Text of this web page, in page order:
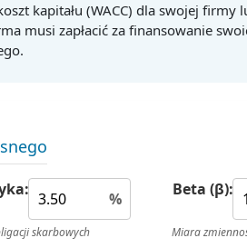
kapitału (WACC) dla swojej firmy
musi zapłacić za finansowanie
%
skarbowych
Beta (β):
Miara